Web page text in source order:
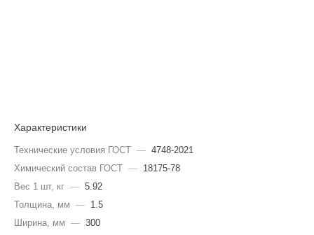
Характеристики
Технические условия ГОСТ — 4748-2021
Химический состав ГОСТ — 18175-78
Вес 1 шт, кг — 5.92
Толщина, мм — 1.5
Ширина, мм — 300